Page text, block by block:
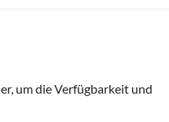
, um die Verfügbarkeit und